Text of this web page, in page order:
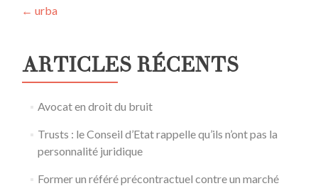
Post
← urba
ARTICLES RÉCENTS
Avocat en droit du bruit
Trusts : le Conseil d’Etat rappelle qu’ils n’ont pas la
personnalité juridique
Former un référé précontractuel contre un marché